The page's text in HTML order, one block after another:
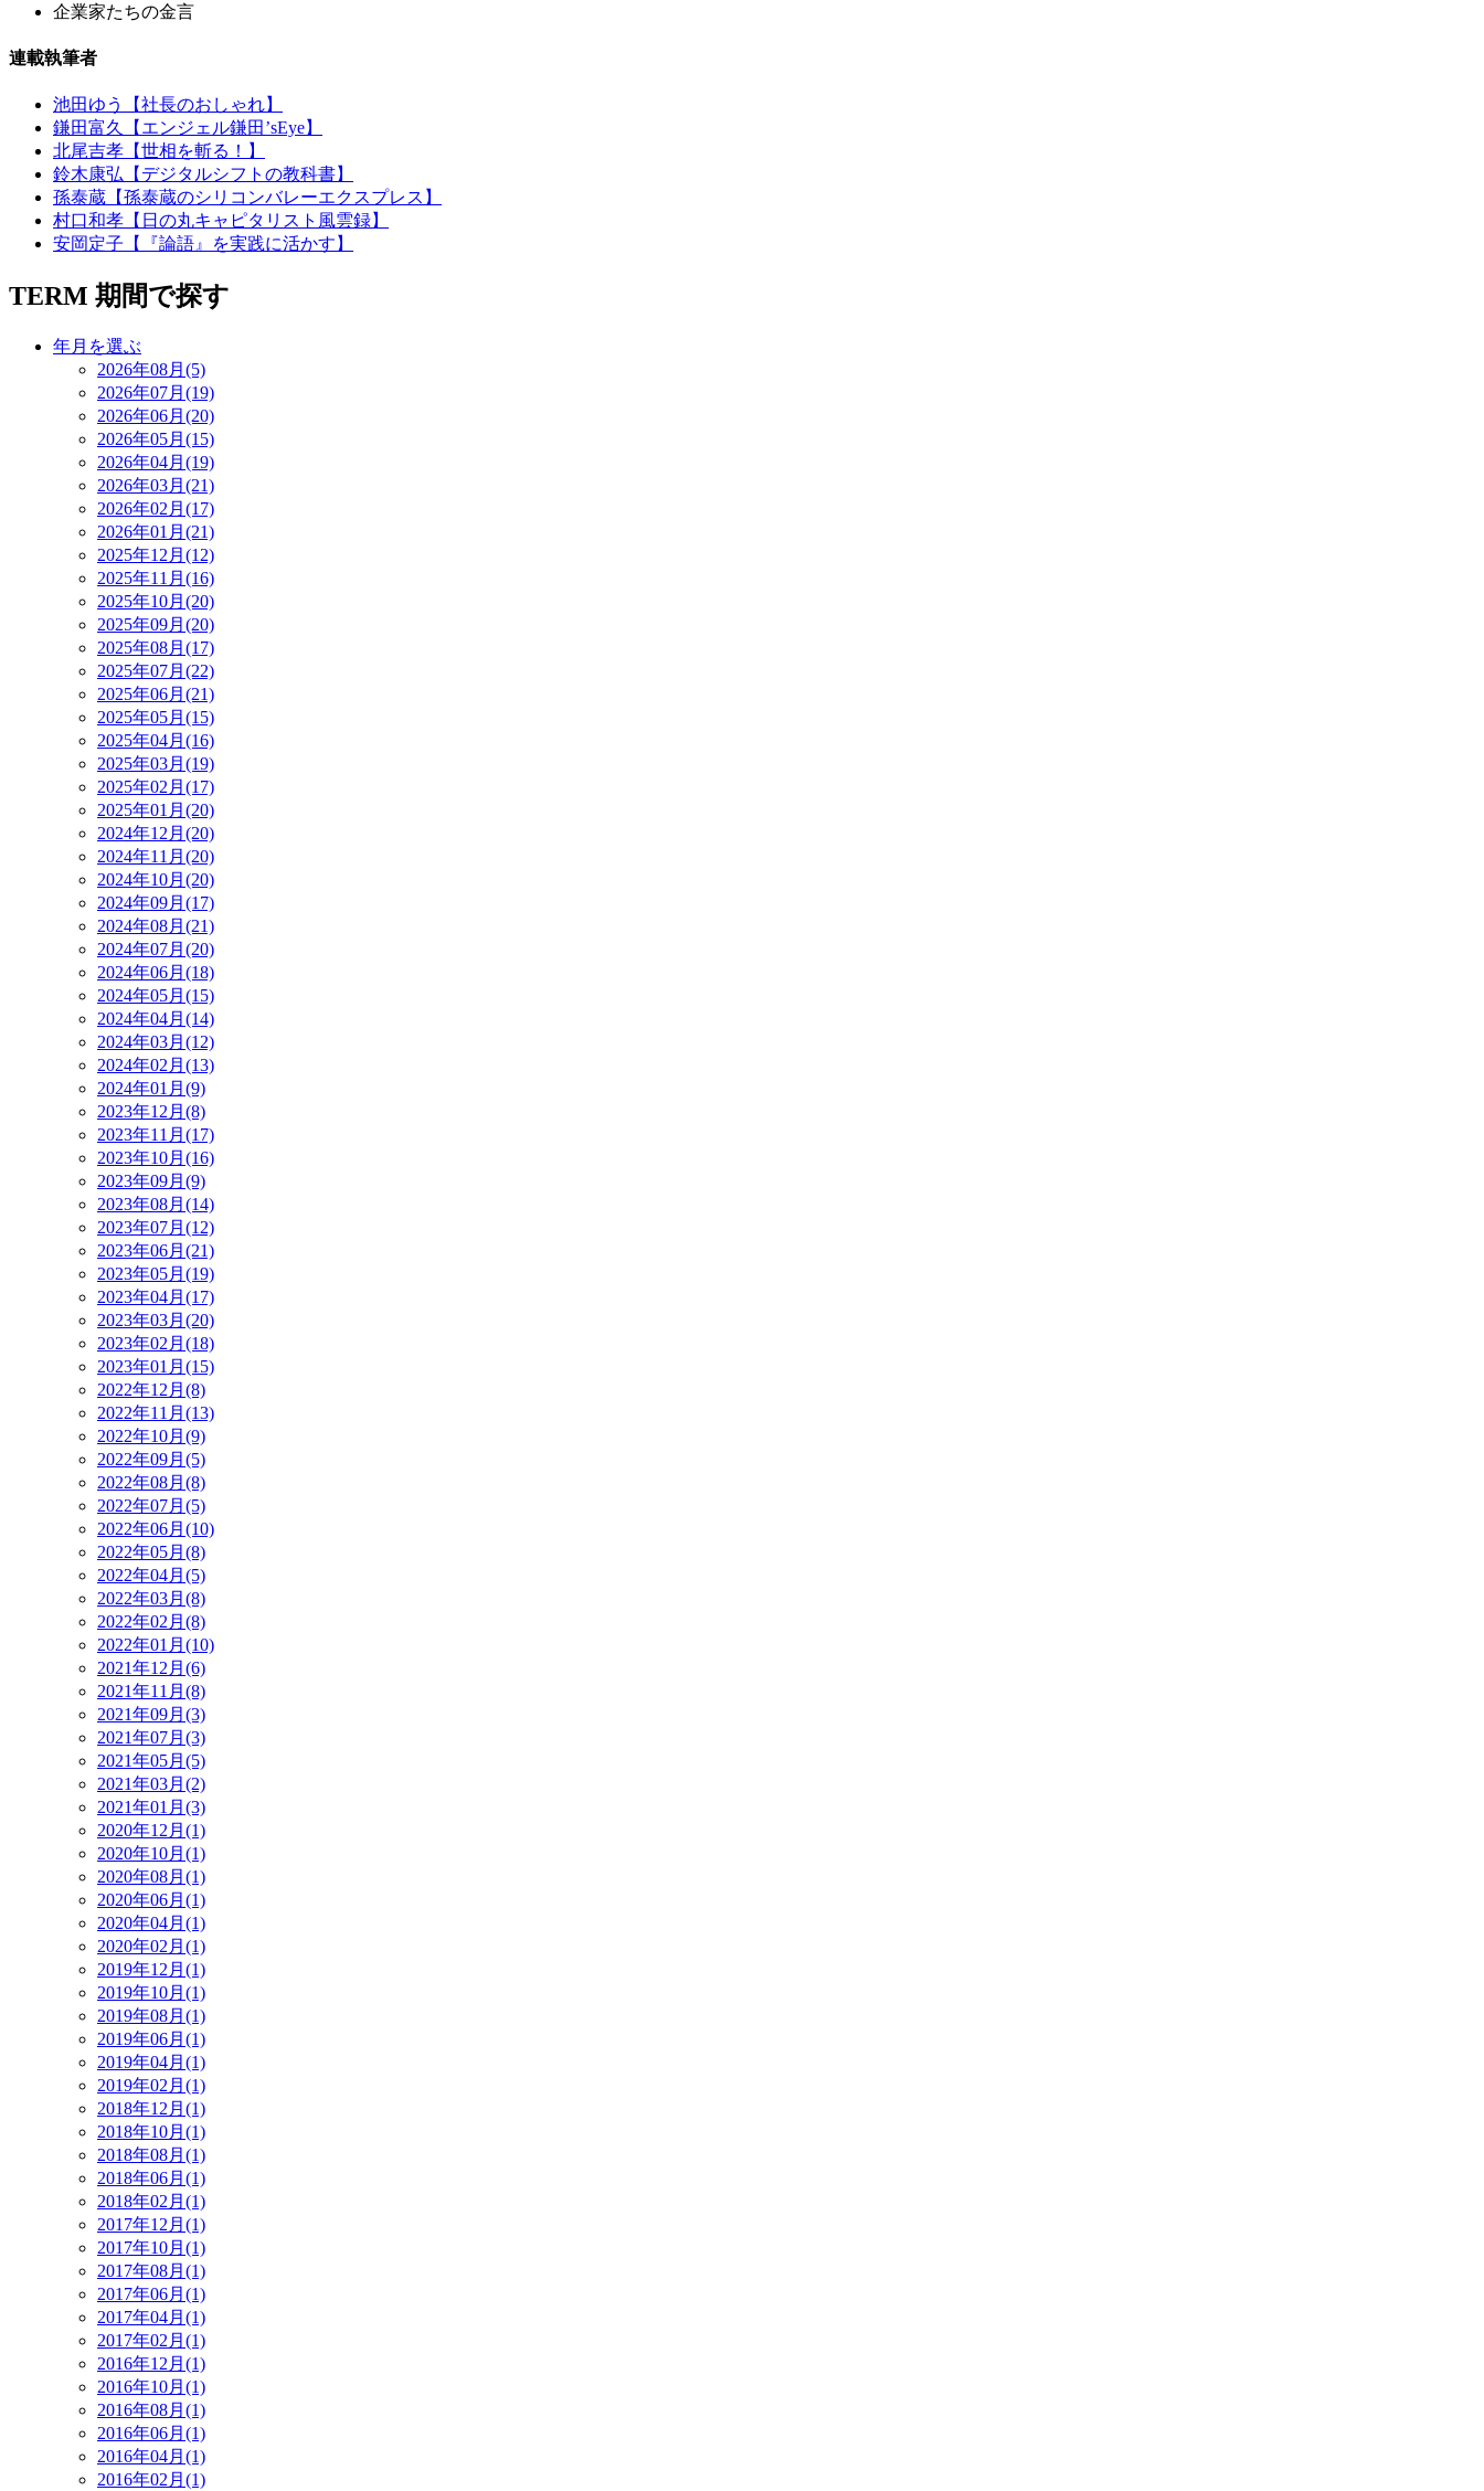
企業家たちの金言
連載執筆者
池田ゆう【社長のおしゃれ】
鎌田富久【エンジェル鎌田’sEye】
北尾吉孝【世相を斬る！】
鈴木康弘【デジタルシフトの教科書】
孫泰蔵【孫泰蔵のシリコンバレーエクスプレス】
村口和孝【日の丸キャピタリスト風雲録】
安岡定子【『論語』を実践に活かす】
TERM 期間で探す
年月を選ぶ
2026年08月(5)
2026年07月(19)
2026年06月(20)
2026年05月(15)
2026年04月(19)
2026年03月(21)
2026年02月(17)
2026年01月(21)
2025年12月(12)
2025年11月(16)
2025年10月(20)
2025年09月(20)
2025年08月(17)
2025年07月(22)
2025年06月(21)
2025年05月(15)
2025年04月(16)
2025年03月(19)
2025年02月(17)
2025年01月(20)
2024年12月(20)
2024年11月(20)
2024年10月(20)
2024年09月(17)
2024年08月(21)
2024年07月(20)
2024年06月(18)
2024年05月(15)
2024年04月(14)
2024年03月(12)
2024年02月(13)
2024年01月(9)
2023年12月(8)
2023年11月(17)
2023年10月(16)
2023年09月(9)
2023年08月(14)
2023年07月(12)
2023年06月(21)
2023年05月(19)
2023年04月(17)
2023年03月(20)
2023年02月(18)
2023年01月(15)
2022年12月(8)
2022年11月(13)
2022年10月(9)
2022年09月(5)
2022年08月(8)
2022年07月(5)
2022年06月(10)
2022年05月(8)
2022年04月(5)
2022年03月(8)
2022年02月(8)
2022年01月(10)
2021年12月(6)
2021年11月(8)
2021年09月(3)
2021年07月(3)
2021年05月(5)
2021年03月(2)
2021年01月(3)
2020年12月(1)
2020年10月(1)
2020年08月(1)
2020年06月(1)
2020年04月(1)
2020年02月(1)
2019年12月(1)
2019年10月(1)
2019年08月(1)
2019年06月(1)
2019年04月(1)
2019年02月(1)
2018年12月(1)
2018年10月(1)
2018年08月(1)
2018年06月(1)
2018年02月(1)
2017年12月(1)
2017年10月(1)
2017年08月(1)
2017年06月(1)
2017年04月(1)
2017年02月(1)
2016年12月(1)
2016年10月(1)
2016年08月(1)
2016年06月(1)
2016年04月(1)
2016年02月(1)